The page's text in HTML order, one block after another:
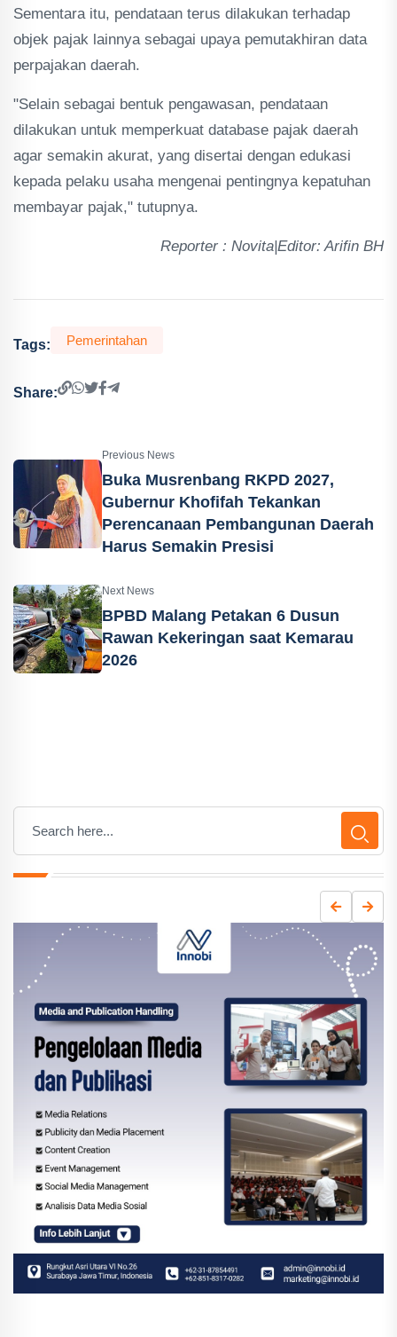
Sementara itu, pendataan terus dilakukan terhadap
objek pajak lainnya sebagai upaya pemutakhiran data
perpajakan daerah.
"Selain sebagai bentuk pengawasan, pendataan
dilakukan untuk memperkuat database pajak daerah
agar semakin akurat, yang disertai dengan edukasi
kepada pelaku usaha mengenai pentingnya kepatuhan
membayar pajak," tutupnya.
Reporter : Novita|Editor: Arifin BH
Tags: Pemerintahan
Share:
Previous News
Buka Musrenbang RKPD 2027,
Gubernur Khofifah Tekankan
Perencanaan Pembangunan Daerah
Harus Semakin Presisi
Next News
BPBD Malang Petakan 6 Dusun
Rawan Kekeringan saat Kemarau
2026